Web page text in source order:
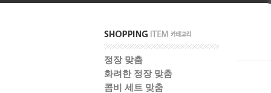
정장 맞춤
화려한 정장 맞춤
콤비 세트 맞춤